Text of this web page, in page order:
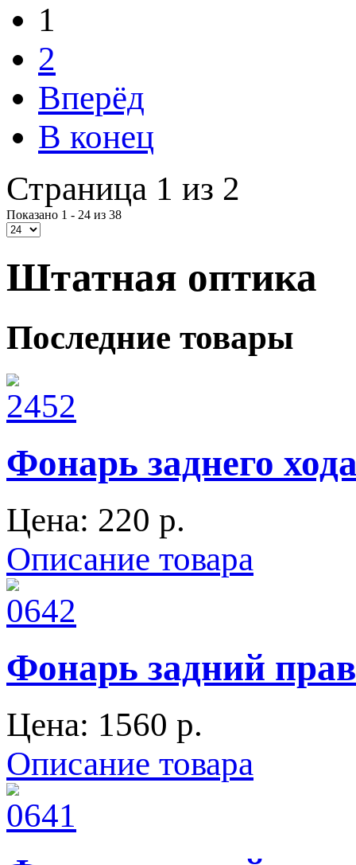
1
2
Вперёд
В конец
Страница 1 из 2
Показано 1 - 24 из 38
Штатная оптика
Последние товары
Фонарь заднего
Цена: 220 p.
Описание товара
Фонарь задний
Цена: 1560 p.
Описание товара